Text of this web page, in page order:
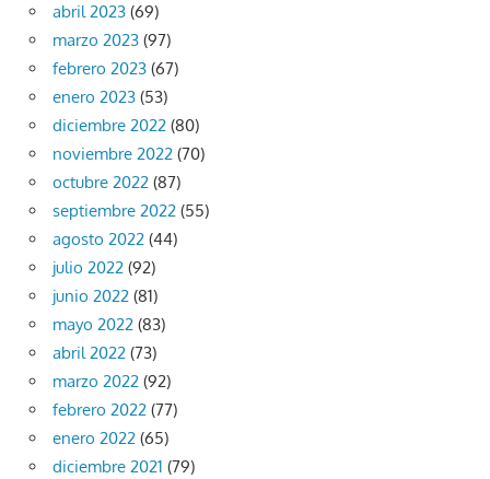
abril 2023 (69)
marzo 2023 (97)
febrero 2023 (67)
enero 2023 (53)
diciembre 2022 (80)
noviembre 2022 (70)
octubre 2022 (87)
septiembre 2022 (55)
agosto 2022 (44)
julio 2022 (92)
junio 2022 (81)
mayo 2022 (83)
abril 2022 (73)
marzo 2022 (92)
febrero 2022 (77)
enero 2022 (65)
diciembre 2021 (79)